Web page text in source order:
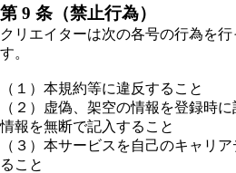
第 9 条（禁止行為）
クリエイターは次の各号の行為を
す。
（１）本規約等に違反すること
（２）虚偽、架空の情報を登録時
情報を無断で記入すること
（３）本サービスを自己のキャリ
ること